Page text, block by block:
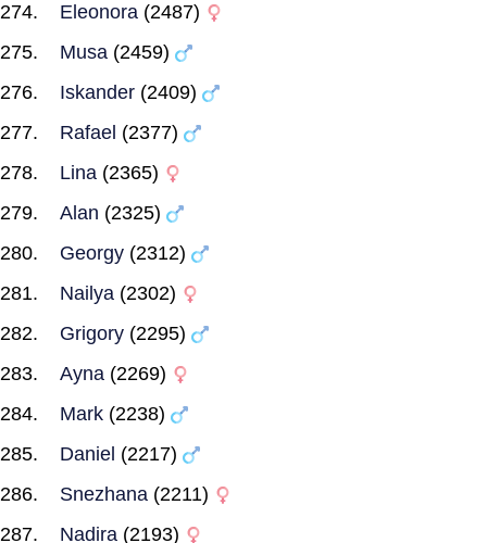
Eleonora (2487)
Musa (2459)
Iskander (2409)
Rafael (2377)
Lina (2365)
Alan (2325)
Georgy (2312)
Nailya (2302)
Grigory (2295)
Ayna (2269)
Mark (2238)
Daniel (2217)
Snezhana (2211)
Nadira (2193)